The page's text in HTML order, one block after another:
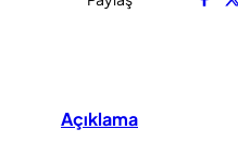
Açıklama